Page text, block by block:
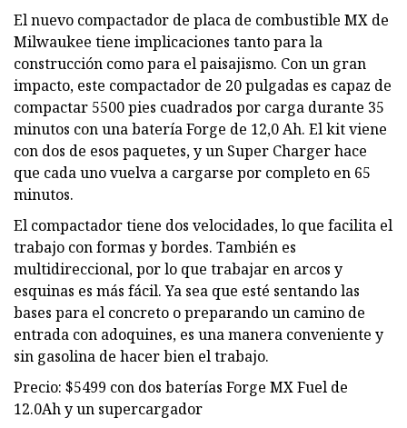
El nuevo compactador de placa de combustible MX de
Milwaukee tiene implicaciones tanto para la
construcción como para el paisajismo. Con un gran
impacto, este compactador de 20 pulgadas es capaz de
compactar 5500 pies cuadrados por carga durante 35
minutos con una batería Forge de 12,0 Ah. El kit viene
con dos de esos paquetes, y un Super Charger hace
que cada uno vuelva a cargarse por completo en 65
minutos.
El compactador tiene dos velocidades, lo que facilita el
trabajo con formas y bordes. También es
multidireccional, por lo que trabajar en arcos y
esquinas es más fácil. Ya sea que esté sentando las
bases para el concreto o preparando un camino de
entrada con adoquines, es una manera conveniente y
sin gasolina de hacer bien el trabajo.
Precio: $5499 con dos baterías Forge MX Fuel de
12.0Ah y un supercargador